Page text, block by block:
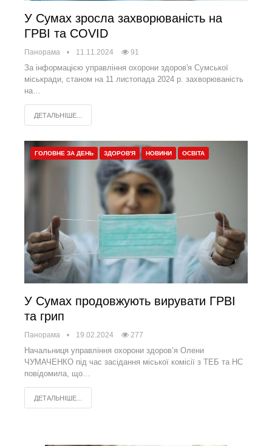
У Сумах зросла захворюваність на
ГРВІ та COVID
Панорама 11.11.2024 91
За інформацією управління охорони здоров'я Сумської
міськради, станом на 11 листопада 2024 р. захворюваність
на…
ДЕТАЛЬНІШЕ...
ГОЛОВНЕ ЗА ДЕНЬ ЗДОРОВ'Я НОВИНИ ОСВІТА
У Сумах продовжують вирувати ГРВІ
та грип
Панорама 19.02.2024 277
Начальниця управління охорони здоров’я Олени
ЧУМАЧЕНКО під час засідання міської комісії з ТЕБ та НС
повідомила, що…
ДЕТАЛЬНІШЕ...